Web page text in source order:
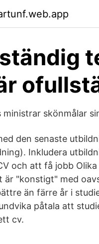
ministrar skönmålar
den senaste
Inkludera
och att få jobb
"konstigt" med
än färre år i
påtala att
cv.